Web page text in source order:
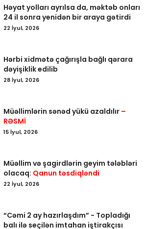
Həyat yolları ayrılsa da, məktəb onları
24 il sonra yenidən bir araya gətirdi
22 İyul, 2026
Hərbi xidmətə çağırışla bağlı qərara
dəyişiklik edilib
28 İyul, 2026
Müəllimlərin sənəd yükü azaldılır –
RƏSMİ
15 İyul, 2026
Müəllim və şagirdlərin geyim tələbləri
olacaq: Qanun təsdiqləndi
22 İyul, 2026
“Cəmi 2 ay hazırlaşdım” - Topladığı
balı ilə seçilən imtahan iştirakçısı